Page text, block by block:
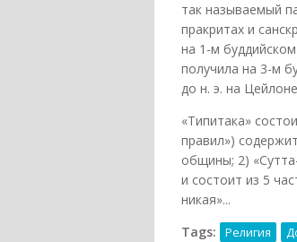
так называемый
пракритах и
на 1-м
получила на 3-м
до н. э. на
«Типитака»
правил»)
общины; 2)
и состоит из 5
никая»...
Tags:
Религия